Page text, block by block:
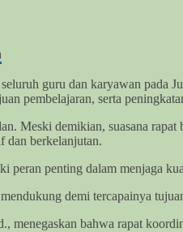
guru dan karyawan pada
pembelajaran, serta
Meski demikian, suasana
dan berkelanjutan.
peran penting dalam menjaga
demi tercapainya
bahwa rapat